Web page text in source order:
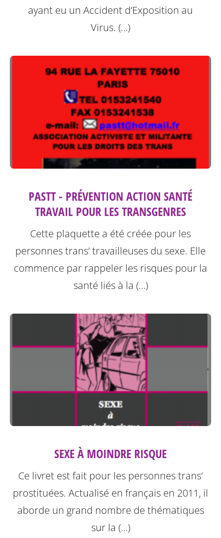
ayant eu un Accident d’Exposition au
Virus. (…)
PASTT - PRÉVENTION ACTION SANTÉ
TRAVAIL POUR LES TRANSGENRES
Cette plaquette a été créée pour les
personnes trans’ travailleuses du sexe. Elle
commence par rappeler les risques pour la
santé liés à la (…)
SEXE À MOINDRE RISQUE
Ce livret est fait pour les personnes trans’
prostituées. Actualisé en français en 2011, il
aborde un grand nombre de thématiques
sur la (…)